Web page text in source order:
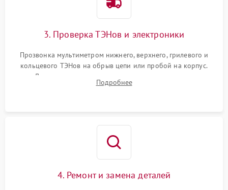
3. Проверка ТЭНов и электроники
Прозвонка мультиметром нижнего, верхнего, грилевого и
кольцевого ТЭНов на обрыв цепи или пробой на корпус.
Диагностика термостата, датчиков температуры,
переключателя режимов и мотора конвекции.
Подробнее
4. Ремонт и замена деталей